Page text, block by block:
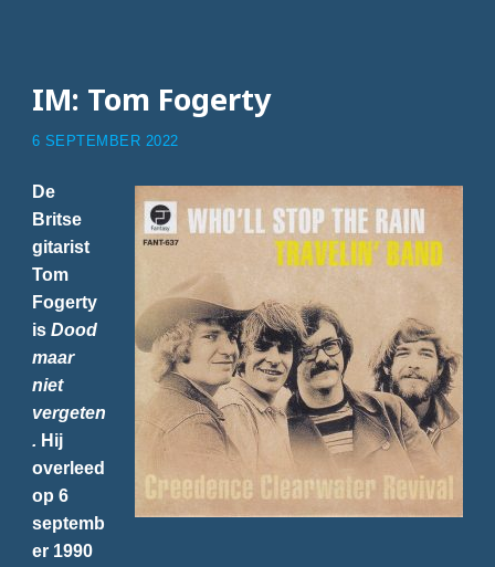
IM: Tom Fogerty
6 SEPTEMBER 2022
De
Britse
gitarist
Tom
Fogerty
is Dood
maar
niet
vergeten
. Hij
overleed
op 6
septemb
er 1990